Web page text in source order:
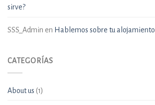
sirve?
SSS_Admin en Hablemos sobre tu alojamiento
CATEGORÍAS
About us (1)